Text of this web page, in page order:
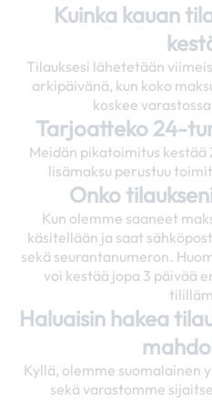
Kuinka kauan
Tilauksesi lähetetään
arkipäivänä, kun koko
koskee
Tarjoatteko 24-
Meidän pikatoimitus
lisämaksu perustuu
Onko
Kun olemme saaneet
käsitellään ja saat
sekä seurantanumeron.
voi kestää jopa 3 päivää
Haluaisin hakea
Kyllä, olemme suomalainen
sekä varastomme